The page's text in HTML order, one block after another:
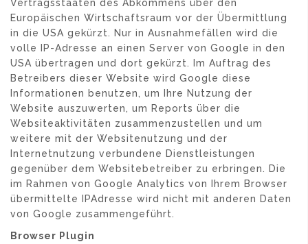
Vertragsstaaten des Abkommens über den
Europäischen Wirtschaftsraum vor der Übermittlung
in die USA gekürzt. Nur in Ausnahmefällen wird die
volle IP-Adresse an einen Server von Google in den
USA übertragen und dort gekürzt. Im Auftrag des
Betreibers dieser Website wird Google diese
Informationen benutzen, um Ihre Nutzung der
Website auszuwerten, um Reports über die
Websiteaktivitäten zusammenzustellen und um
weitere mit der Websitenutzung und der
Internetnutzung verbundene Dienstleistungen
gegenüber dem Websitebetreiber zu erbringen. Die
im Rahmen von Google Analytics von Ihrem Browser
übermittelte IPAdresse wird nicht mit anderen Daten
von Google zusammengeführt.
Browser Plugin